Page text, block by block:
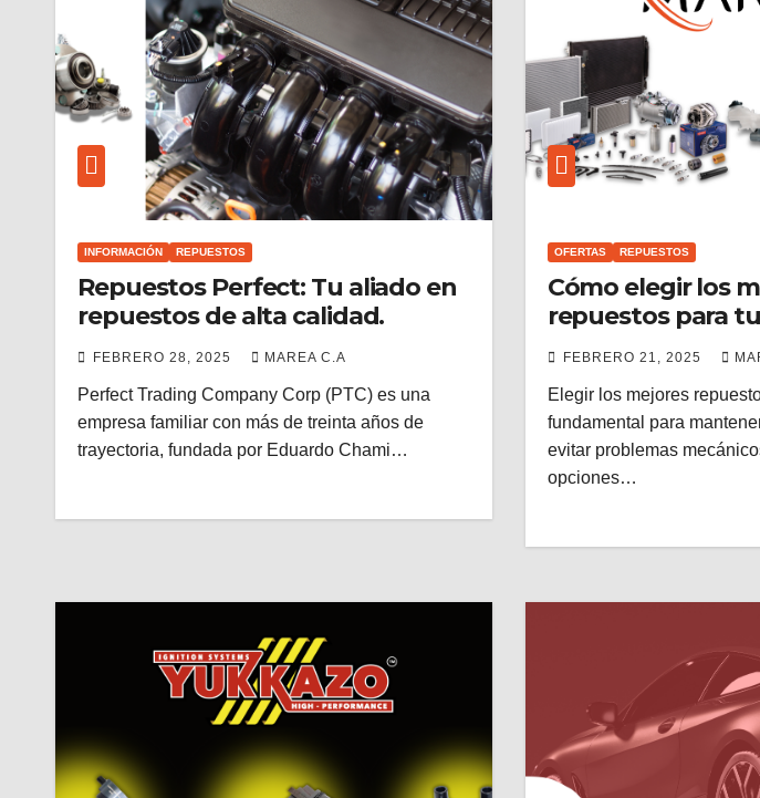
INFORMACIÓN REPUESTOS
Repuestos Perfect: Tu aliado en
repuestos de alta calidad.
FEBRERO 28, 2025 MAREA C.A
Perfect Trading Company Corp (PTC) es una
empresa familiar con más de treinta años de
trayectoria, fundada por Eduardo Chami…
OFERTAS REPUESTOS
Cómo elegir los
repuestos para
FEBRERO 21, 2025
Elegir los mejores
fundamental para
evitar problemas
opciones…